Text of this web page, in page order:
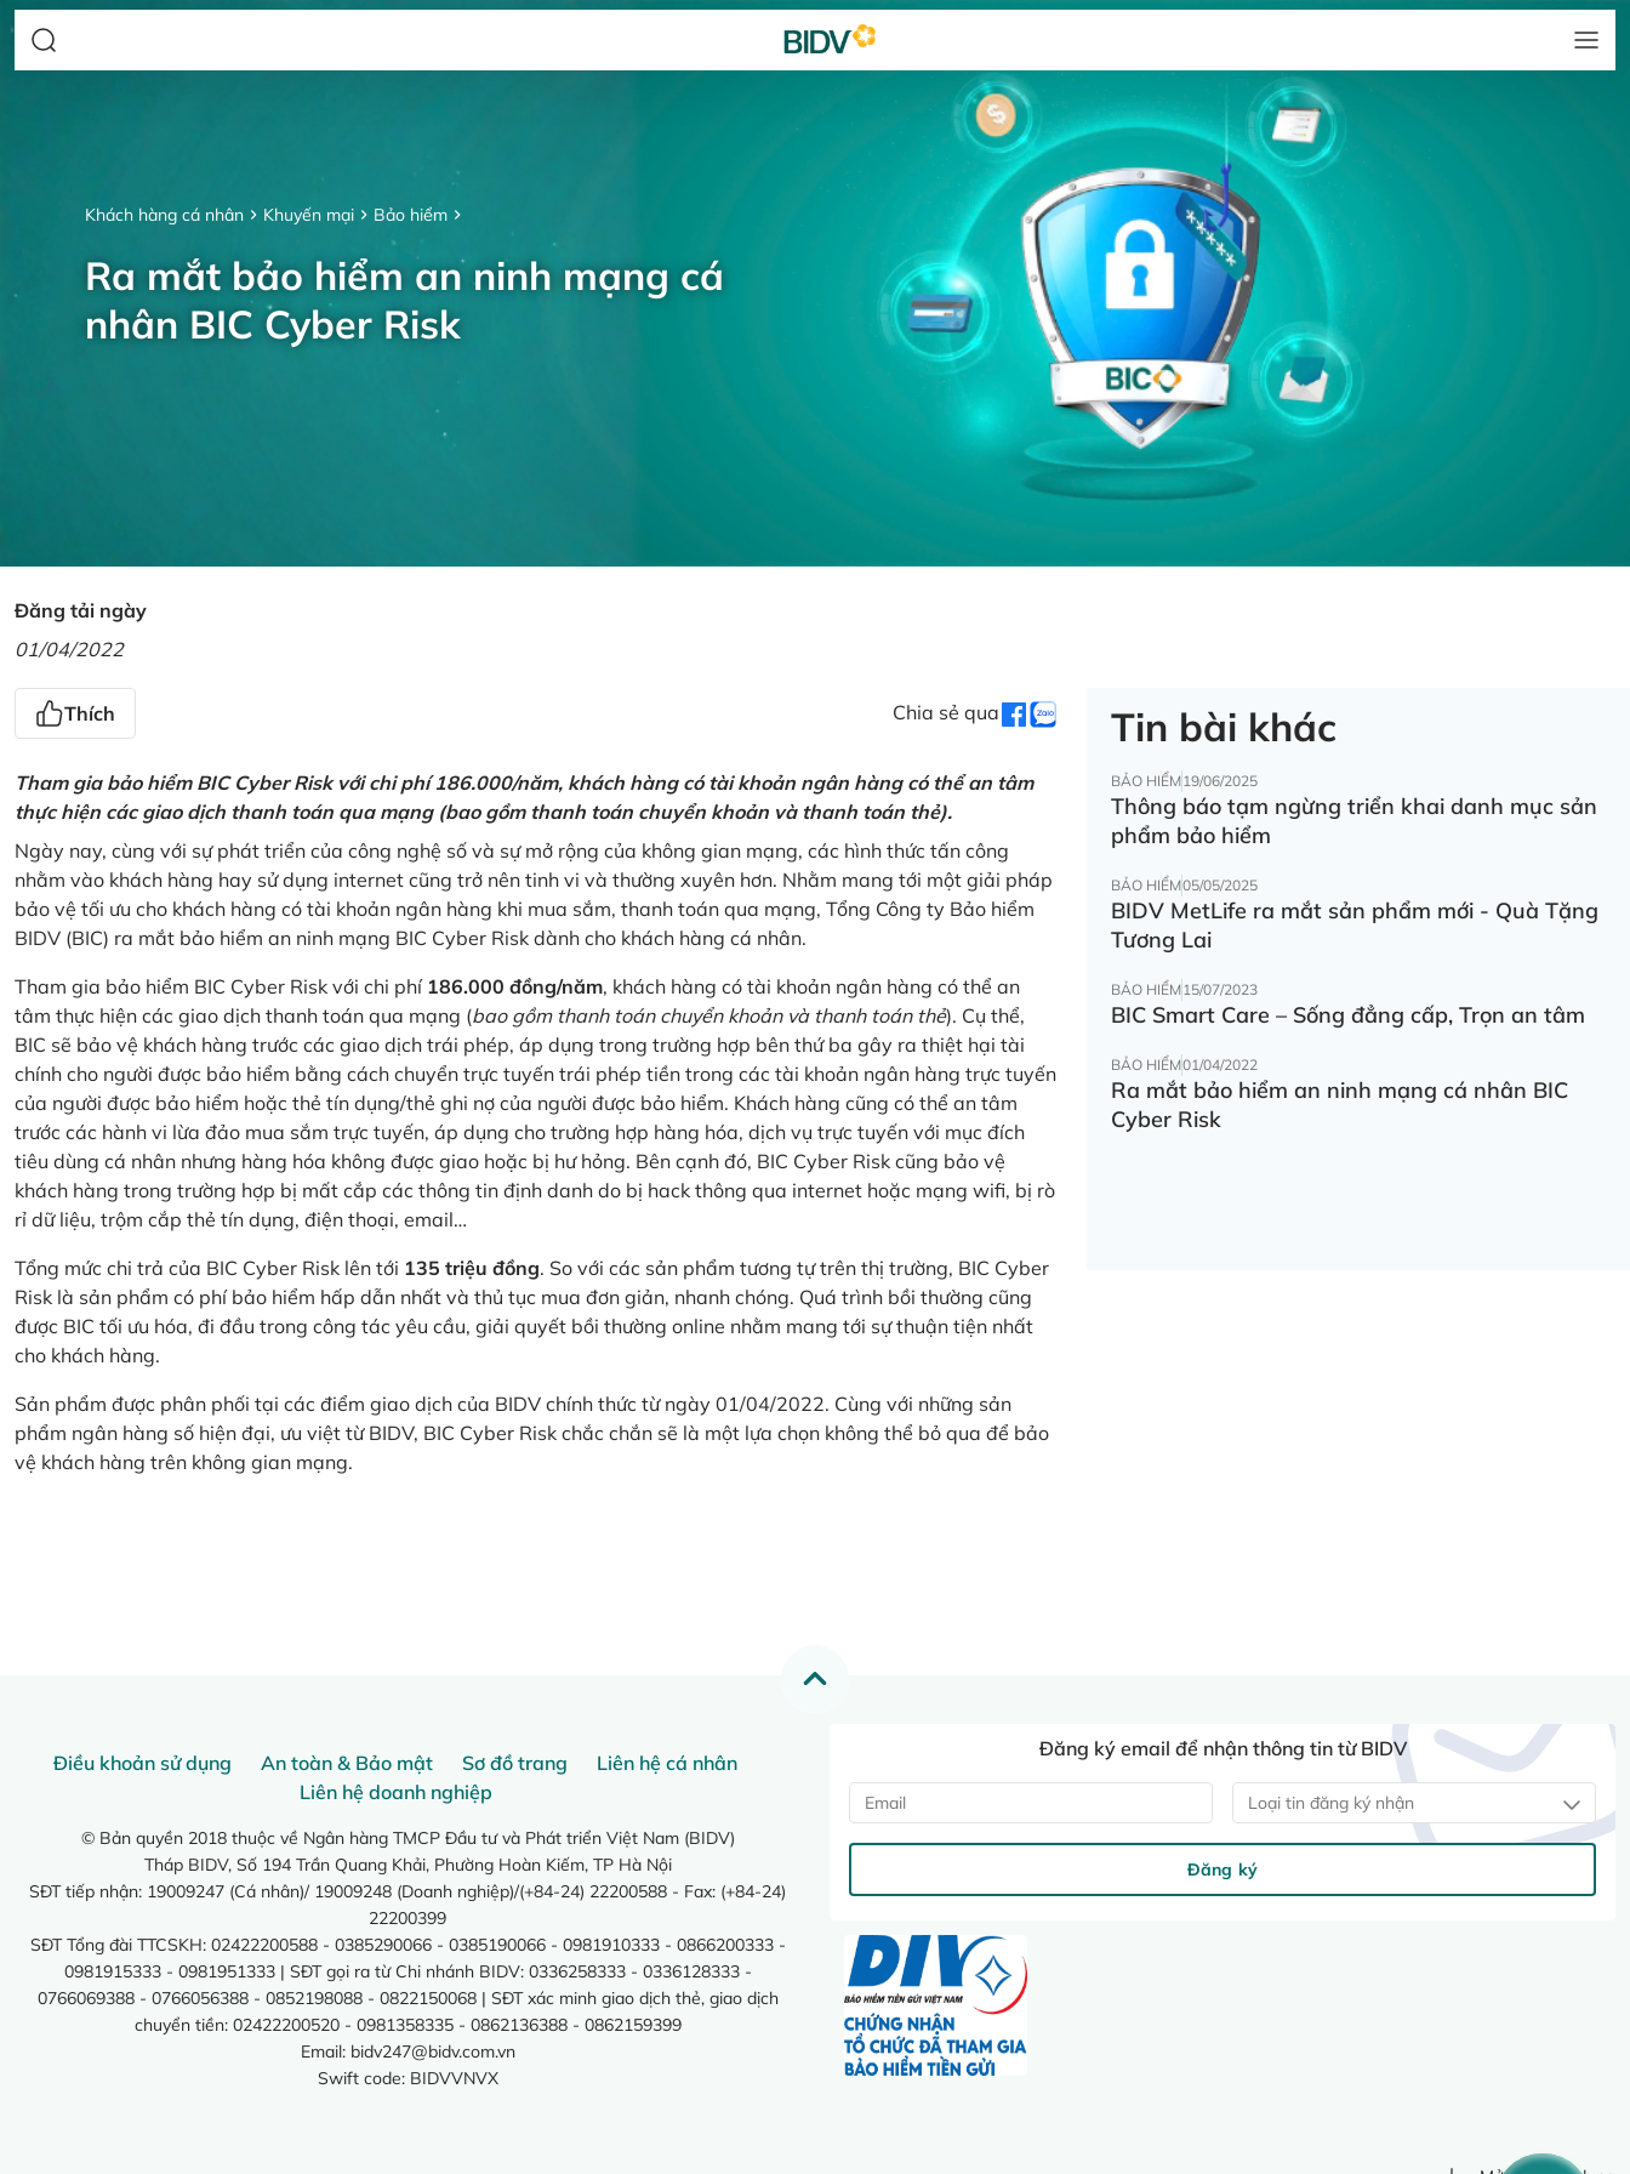
Khách hàng cá nhân Khuyến mại Bảo hiểm
Ra mắt bảo hiểm an ninh mạng cá
nhân BIC Cyber Risk
Đăng tải ngày
01/04/2022
Thích Chia sẻ qua
Tham gia bảo hiểm BIC Cyber Risk với chi phí 186.000/năm, khách hàng có tài khoản ngân hàng có thể an tâm
thực hiện các giao dịch thanh toán qua mạng (bao gồm thanh toán chuyển khoản và thanh toán thẻ).
Ngày nay, cùng với sự phát triển của công nghệ số và sự mở rộng của không gian mạng, các hình thức tấn công
nhằm vào khách hàng hay sử dụng internet cũng trở nên tinh vi và thường xuyên hơn. Nhằm mang tới một giải pháp
bảo vệ tối ưu cho khách hàng có tài khoản ngân hàng khi mua sắm, thanh toán qua mạng, Tổng Công ty Bảo hiểm
BIDV (BIC) ra mắt bảo hiểm an ninh mạng BIC Cyber Risk dành cho khách hàng cá nhân.
Tham gia bảo hiểm BIC Cyber Risk với chi phí 186.000 đồng/năm, khách hàng có tài khoản ngân hàng có thể an
tâm thực hiện các giao dịch thanh toán qua mạng (bao gồm thanh toán chuyển khoản và thanh toán thẻ). Cụ thể,
BIC sẽ bảo vệ khách hàng trước các giao dịch trái phép, áp dụng trong trường hợp bên thứ ba gây ra thiệt hại tài
chính cho người được bảo hiểm bằng cách chuyển trực tuyến trái phép tiền trong các tài khoản ngân hàng trực tuyến
của người được bảo hiểm hoặc thẻ tín dụng/thẻ ghi nợ của người được bảo hiểm. Khách hàng cũng có thể an tâm
trước các hành vi lừa đảo mua sắm trực tuyến, áp dụng cho trường hợp hàng hóa, dịch vụ trực tuyến với mục đích
tiêu dùng cá nhân nhưng hàng hóa không được giao hoặc bị hư hỏng. Bên cạnh đó, BIC Cyber Risk cũng bảo vệ
khách hàng trong trường hợp bị mất cắp các thông tin định danh do bị hack thông qua internet hoặc mạng wifi, bị rò
rỉ dữ liệu, trộm cắp thẻ tín dụng, điện thoại, email…
Tổng mức chi trả của BIC Cyber Risk lên tới 135 triệu đồng. So với các sản phẩm tương tự trên thị trường, BIC Cyber
Risk là sản phẩm có phí bảo hiểm hấp dẫn nhất và thủ tục mua đơn giản, nhanh chóng. Quá trình bồi thường cũng
được BIC tối ưu hóa, đi đầu trong công tác yêu cầu, giải quyết bồi thường online nhằm mang tới sự thuận tiện nhất
cho khách hàng.
Sản phẩm được phân phối tại các điểm giao dịch của BIDV chính thức từ ngày 01/04/2022. Cùng với những sản
phẩm ngân hàng số hiện đại, ưu việt từ BIDV, BIC Cyber Risk chắc chắn sẽ là một lựa chọn không thể bỏ qua để bảo
vệ khách hàng trên không gian mạng.
Tin bài khác
BẢO HIỂM19/06/2025
Thông báo tạm ngừng triển khai danh mục sản
phẩm bảo hiểm
BẢO HIỂM05/05/2025
BIDV MetLife ra mắt sản phẩm mới - Quà Tặng
Tương Lai
BẢO HIỂM15/07/2023
BIC Smart Care – Sống đẳng cấp, Trọn an tâm
BẢO HIỂM01/04/2022
Ra mắt bảo hiểm an ninh mạng cá nhân BIC
Cyber Risk
Điều khoản sử dụng An toàn & Bảo mật Sơ đồ trang
Liên hệ cá nhân
Liên hệ doanh nghiệp
© Bản quyền 2018 thuộc về Ngân hàng TMCP Đầu tư và Phát triển Việt Nam (BIDV)
Tháp BIDV, Số 194 Trần Quang Khải, Phường Hoàn Kiếm, TP Hà Nội
SĐT tiếp nhận: 19009247 (Cá nhân)/ 19009248 (Doanh nghiệp)/(+84-24) 22200588 - Fax: (+84-24)
22200399
SĐT Tổng đài TTCSKH: 02422200588 - 0385290066 - 0385190066 - 0981910333 - 0866200333 -
0981915333 - 0981951333 | SĐT gọi ra từ Chi nhánh BIDV: 0336258333 - 0336128333 -
0766069388 - 0766056388 - 0852198088 - 0822150068 | SĐT xác minh giao dịch thẻ, giao dịch
chuyển tiền: 02422200520 - 0981358335 - 0862136388 - 0862159399
Email: bidv247@bidv.com.vn
Swift code: BIDVVNVX
Đăng ký email để nhận thông tin từ BIDV
Loại tin đăng ký nhận
Đăng ký